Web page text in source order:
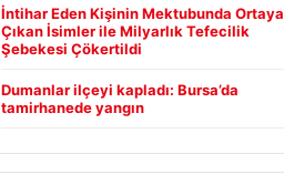
İntihar Eden Kişinin Mektubunda Ortaya
Çıkan İsimler ile Milyarlık Tefecilik
Şebekesi Çökertildi
Dumanlar ilçeyi kapladı: Bursa’da
tamirhanede yangın